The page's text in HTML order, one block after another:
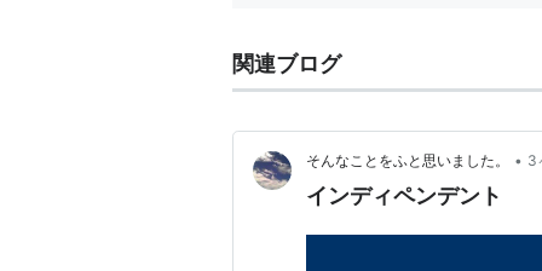
関連ブログ
そんなことをふと思いました。 • 3
インディペンデント